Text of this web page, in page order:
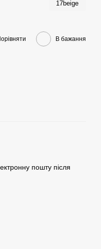
17beige
В бажання
пошту після